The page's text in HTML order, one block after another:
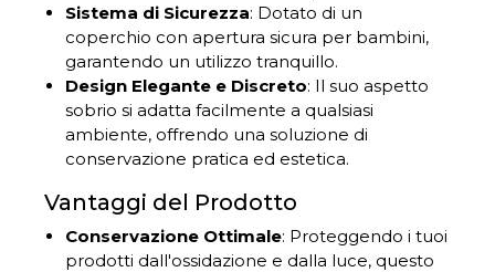
Sistema di Sicurezza: Dotato di un
coperchio con apertura sicura per bambini,
garantendo un utilizzo tranquillo.
Design Elegante e Discreto: Il suo aspetto
sobrio si adatta facilmente a qualsiasi
ambiente, offrendo una soluzione di
conservazione pratica ed estetica.
Vantaggi del Prodotto
Conservazione Ottimale: Proteggendo i tuoi
prodotti dall'ossidazione e dalla luce, questo